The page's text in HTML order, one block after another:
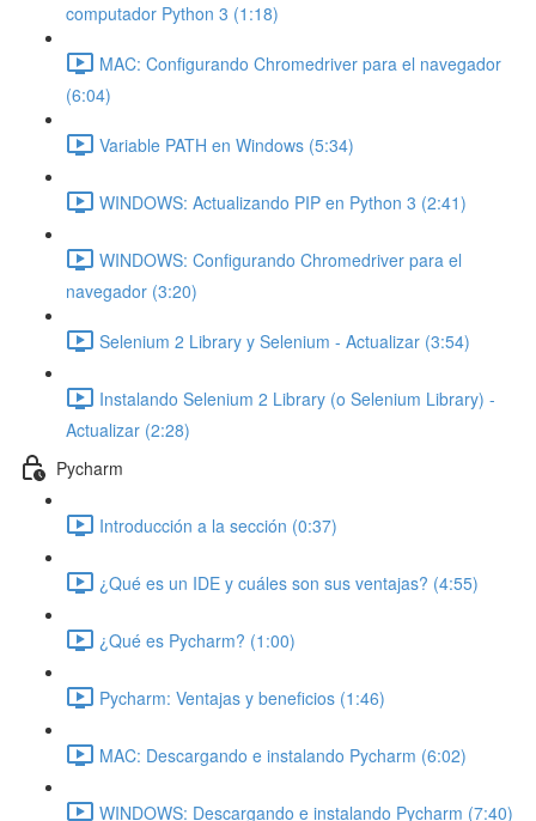
computador Python 3 (1:18)
MAC: Configurando Chromedriver para el navegador
(6:04)
Variable PATH en Windows (5:34)
WINDOWS: Actualizando PIP en Python 3 (2:41)
WINDOWS: Configurando Chromedriver para el
navegador (3:20)
Selenium 2 Library y Selenium - Actualizar (3:54)
Instalando Selenium 2 Library (o Selenium Library) -
Actualizar (2:28)
Pycharm
Introducción a la sección (0:37)
¿Qué es un IDE y cuáles son sus ventajas? (4:55)
¿Qué es Pycharm? (1:00)
Pycharm: Ventajas y beneficios (1:46)
MAC: Descargando e instalando Pycharm (6:02)
WINDOWS: Descargando e instalando Pycharm (7:40)